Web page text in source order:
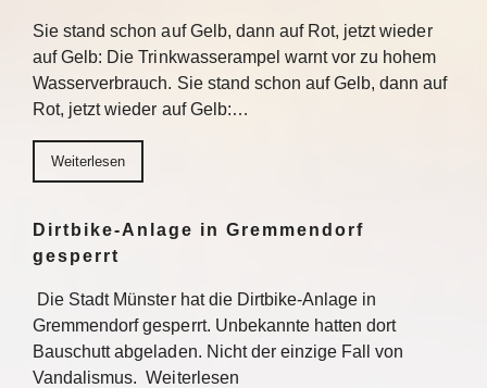
Sie stand schon auf Gelb, dann auf Rot, jetzt wieder
auf Gelb: Die Trinkwasserampel warnt vor zu hohem
Wasserverbrauch. Sie stand schon auf Gelb, dann auf
Rot, jetzt wieder auf Gelb:…
Weiterlesen
Dirtbike-Anlage in Gremmendorf
gesperrt
Die Stadt Münster hat die Dirtbike-Anlage in
Gremmendorf gesperrt. Unbekannte hatten dort
Bauschutt abgeladen. Nicht der einzige Fall von
Vandalismus. Weiterlesen